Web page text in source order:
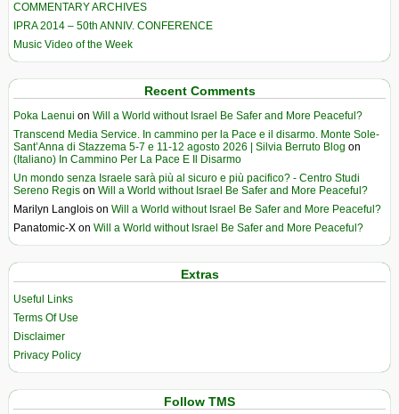
COMMENTARY ARCHIVES
IPRA 2014 – 50th ANNIV. CONFERENCE
Music Video of the Week
Recent Comments
Poka Laenui on Will a World without Israel Be Safer and More Peaceful?
Transcend Media Service. In cammino per la Pace e il disarmo. Monte Sole-
Sant’Anna di Stazzema 5-7 e 11-12 agosto 2026 | Silvia Berruto Blog on
(Italiano) In Cammino Per La Pace E Il Disarmo
Un mondo senza Israele sarà più al sicuro e più pacifico? - Centro Studi
Sereno Regis on Will a World without Israel Be Safer and More Peaceful?
Marilyn Langlois on Will a World without Israel Be Safer and More Peaceful?
Panatomic-X on Will a World without Israel Be Safer and More Peaceful?
Extras
Useful Links
Terms Of Use
Disclaimer
Privacy Policy
Follow TMS